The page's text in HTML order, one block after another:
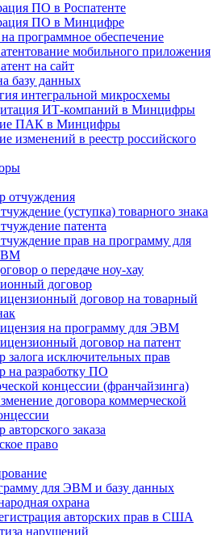
ПО в Роспатенте
ПО в Минцифре
программное обеспечение
мобильного приложения
на сайт
базу данных
интегральной микросхемы
ИТ-компаний в Минцифры
ПАК в Минцифры
изменений в реестр российского
отчуждения
(уступка) товарного знака
патента
прав на программу для
о передаче ноу-хау
договор
договор на товарный
на программу для ЭВМ
договор на патент
залога исключительных прав
на разработку ПО
концессии (франчайзинга)
договора коммерческой
авторского заказа
право
для ЭВМ и базу данных
охрана
авторских прав в США
нарушений